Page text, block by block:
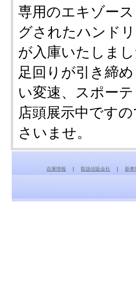
専用のエキゾー
グされたハンド
が入庫いたしまし
足回りが引き締
い変速、スポー
店頭展示中です
さいませ。
在庫情報 ｜ 取扱信販会社 ｜ 新車